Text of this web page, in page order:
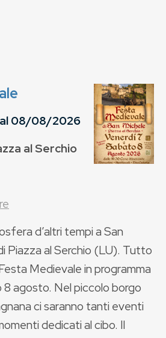
al08/08/2026
al Serchio
d’altri tempi a San
Piazza al Serchio (LU). Tutto
Medievale in programma
agosto. Nel piccolo borgo
ci saranno tanti eventi
dedicati al cibo. Il